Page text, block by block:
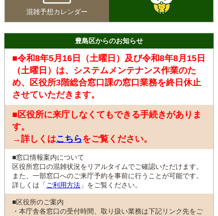
混雑予想カレンダー
豊島区からのお知らせ
■令和8年5月16日（土曜日）及び令和8年8月15日
（土曜日）は、システムメンテナンス作業のた
め、区役所3階総合窓口課の窓口業務を終日休止
させていただきます。
■区役所に来庁しなくてもできる手続きがありま
す。
→詳しくはこちらをご覧ください。
■窓口情報案内について
区役所窓口の混雑状況をリアルタイムでご確認いただけます。
また、一部窓口へのご来庁予約を事前に行うことが可能です。
詳しくは「 ご利用方法 」をご覧ください。
■区役所のご案内
・本庁舎各窓口の受付時間、取り扱い業務は下記リンク先をご